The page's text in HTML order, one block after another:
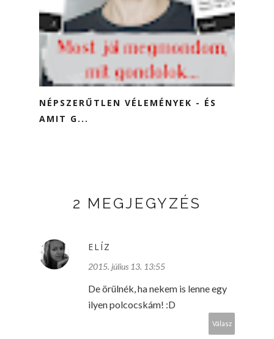
NÉPSZERŰTLEN VÉLEMÉNYEK - ÉS
AMIT G...
2 MEGJEGYZÉS
ELÍZ
2015. július 13. 13:55
De örülnék, ha nekem is lenne egy
ilyen polcocskám! :D
Válasz